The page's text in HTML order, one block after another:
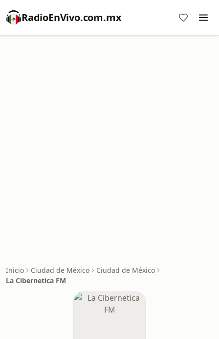
RadioEnVivo.com.mx
Inicio Ciudad de México
Ciudad de México
La Cibernetica FM